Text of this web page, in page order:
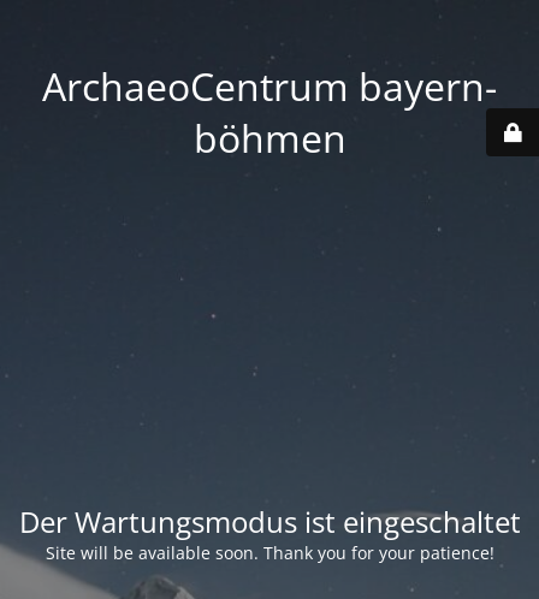
ArchaeoCentrum bayern-
böhmen
Der Wartungsmodus ist eingeschaltet
Site will be available soon. Thank you for your patience!